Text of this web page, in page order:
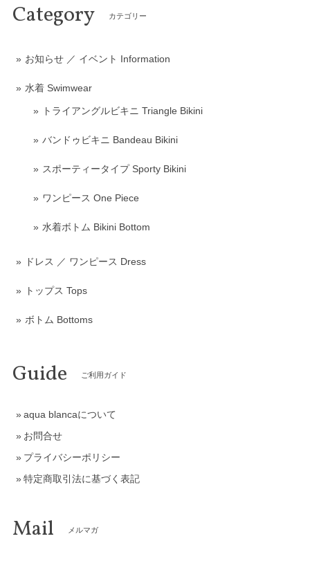
Category カテゴリー
お知らせ ／ イベント Information
水着 Swimwear
トライアングルビキニ Triangle Bikini
バンドゥビキニ Bandeau Bikini
スポーティータイプ Sporty Bikini
ワンピース One Piece
水着ボトム Bikini Bottom
ドレス ／ ワンピース Dress
トップス Tops
ボトム Bottoms
Guide ご利用ガイド
aqua blancaについて
お問合せ
プライバシーポリシー
特定商取引法に基づく表記
Mail メルマガ